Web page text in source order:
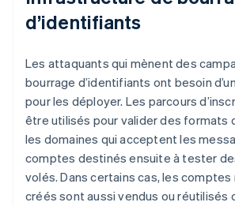
d’identifiants
Les attaquants qui mènent des
bourrage d’identifiants ont besoin
pour les déployer. Les parcours
être utilisés pour valider des formats
les domaines qui acceptent les
comptes destinés ensuite à tester
volés. Dans certains cas, les
créés sont aussi vendus ou réutilisés